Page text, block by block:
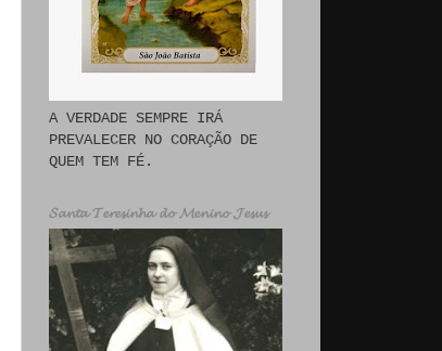
A VERDADE SEMPRE IRÁ
PREVALECER NO CORAÇÃO DE
QUEM TEM FÉ.
𝓢𝓪𝓷𝓽𝓪 𝓣𝓮𝓻𝓮𝓼𝓲𝓷𝓱𝓪 𝓭𝓸 𝓜𝓮𝓷𝓲𝓷𝓸 𝓙𝓮𝓼𝓾𝓼